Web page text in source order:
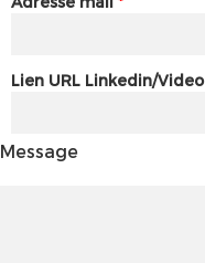
Lien URL Linkedin/Video
Message